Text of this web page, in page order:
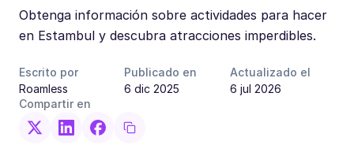
Obtenga información sobre actividades para hacer
en Estambul y descubra atracciones imperdibles.
Escrito por
Roamless
Publicado en
6 dic 2025
Actualizado el
6 jul 2026
Compartir en